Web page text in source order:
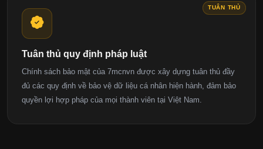
TUÂN THỦ
Tuân thủ quy định pháp luật
Chính sách bảo mật của 7mcnvn được xây dựng tuân thủ đầy
đủ các quy định về bảo vệ dữ liệu cá nhân hiện hành, đảm bảo
quyền lợi hợp pháp của mọi thành viên tại Việt Nam.